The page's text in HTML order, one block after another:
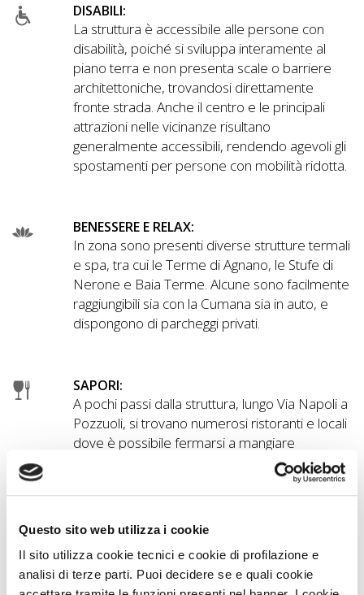
Questo sito web utilizza i cookie
Il sito utilizza cookie tecnici e cookie di profilazione e
analisi di terze parti. Puoi decidere se e quali cookie
DISABILI:
La struttura è accessibile alle persone con
disabilità, poiché si sviluppa interamente al
piano terra e non presenta scale o barriere
architettoniche, trovandosi direttamente
fronte strada. Anche il centro e le principali
attrazioni nelle vicinanze risultano
generalmente accessibili, rendendo agevoli gli
spostamenti per persone con mobilità ridotta.
BENESSERE E RELAX:
In zona sono presenti diverse strutture termali
e spa, tra cui le Terme di Agnano, le Stufe di
Nerone e Baia Terme. Alcune sono facilmente
raggiungibili sia con la Cumana sia in auto, e
dispongono di parcheggi privati.
SAPORI:
A pochi passi dalla struttura, lungo Via Napoli a
Pozzuoli, si trovano numerosi ristoranti e locali
dove è possibile fermarsi a mangiare
OVER 60:
di accesso, in quanto si trova direttamente
fronte strada ed è quindi facilmente